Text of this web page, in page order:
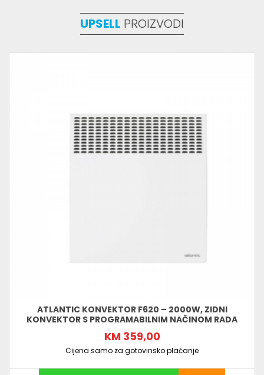
UPSELL PROIZVODI
ATLANTIC KONVEKTOR F620 – 2000W, ZIDNI
KONVEKTOR S PROGRAMABILNIM NAČINOM RADA
KM 359,00
Cijena samo za gotovinsko plaćanje